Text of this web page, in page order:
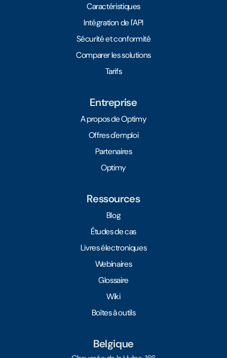
Caractéristiques
Intégration de l'API
Sécurité et conformité
Comparer les solutions
Tarifs
Entreprise
A propos de Optimy
Offres d'emploi
Partenaires
Optimy
Ressources
Blog
Études de cas
Livres électroniques
Webinaires
Glossaire
Wiki
Boîtes à outils
Belgique